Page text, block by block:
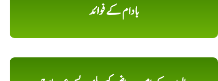
بادام کے فوائد